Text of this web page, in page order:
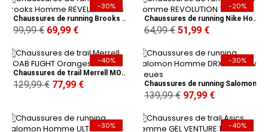
-30%
Chaussures de running Brooks Homme REVEL 7 Bleues
99,99 € 69,99 €
-20%
Chaussures de running Nike Homme REVOLUTION 7 Bleues
64,99 € 51,99 €
-40%
Chaussures de trail Merrell MOAB FLIGHT Oranges
129,99 € 77,99 €
-30%
139,99 € 97,99 €
-30% -40%